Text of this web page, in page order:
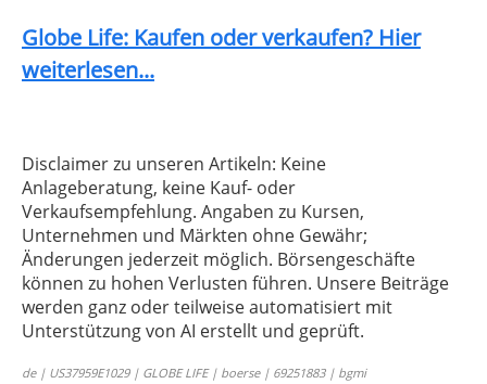
Globe Life: Kaufen oder verkaufen? Hier
weiterlesen...
Disclaimer zu unseren Artikeln: Keine
Anlageberatung, keine Kauf- oder
Verkaufsempfehlung. Angaben zu Kursen,
Unternehmen und Märkten ohne Gewähr;
Änderungen jederzeit möglich. Börsengeschäfte
können zu hohen Verlusten führen. Unsere Beiträge
werden ganz oder teilweise automatisiert mit
Unterstützung von AI erstellt und geprüft.
de | US37959E1029 | GLOBE LIFE | boerse | 69251883 | bgmi